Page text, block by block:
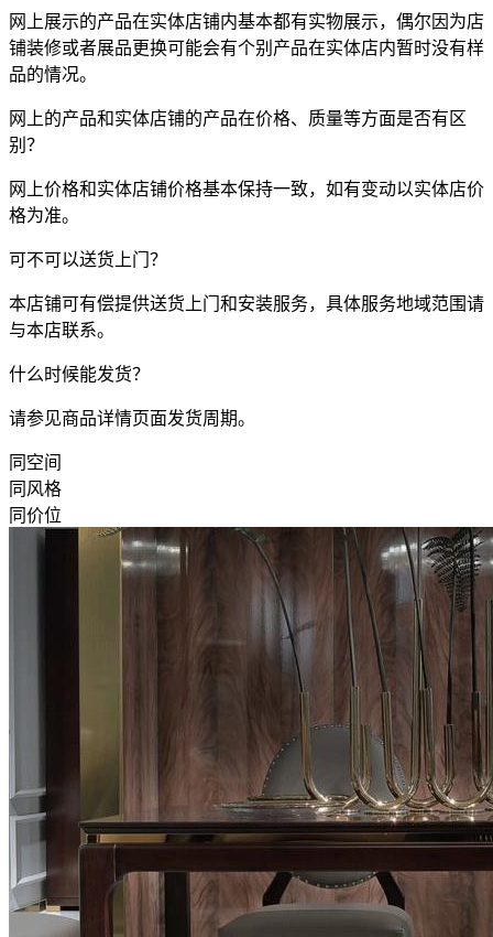
网上展示的产品在实体店铺内基本都有实物展示，偶尔因为店
铺装修或者展品更换可能会有个别产品在实体店内暂时没有样
品的情况。
网上的产品和实体店铺的产品在价格、质量等方面是否有区
别？
网上价格和实体店铺价格基本保持一致，如有变动以实体店价
格为准。
可不可以送货上门？
本店铺可有偿提供送货上门和安装服务，具体服务地域范围请
与本店联系。
什么时候能发货？
请参见商品详情页面发货周期。
同空间
同风格
同价位